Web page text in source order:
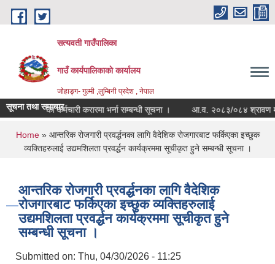
Skip to main content
सत्यवती गाउँपालिका
गाउँ कार्यपालिकाकाे कार्यालय
जाेहाङ्ग- गुल्मी ,लुम्बिनी प्रदेश , नेपाल
सूचना तथा समाचार
रहेका कर्मचारी करारमा भर्ना सम्बन्धी सूचना । आ.व. २०८३/०८४ श्रावण महिना
You are here
Home» आन्तरिक रोजगारी प्रवर्द्धनका लागि वैदेशिक रोजगारबाट फर्किएका इच्छुक
व्यक्तिहरुलाई उद्यमशिलता प्रवर्द्धन कार्यक्रममा सूचीकृत हुने सम्बन्धी सूचना ।
आन्तरिक रोजगारी प्रवर्द्धनका लागि वैदेशिक
रोजगारबाट फर्किएका इच्छुक व्यक्तिहरुलाई
उद्यमशिलता प्रवर्द्धन कार्यक्रममा सूचीकृत हुने
सम्बन्धी सूचना ।
Submitted on: Thu, 04/30/2026 - 11:25